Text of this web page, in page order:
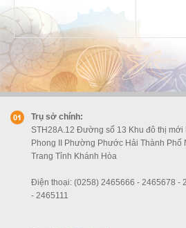
Trụ sở chính:
STH28A.12 Đường số 13 Khu đô thị mới
Phong II Phường Phước Hải Thành Phố
Trang Tỉnh Khánh Hòa
Điện thoại: (0258) 2465666 - 2465678 -
- 2465111